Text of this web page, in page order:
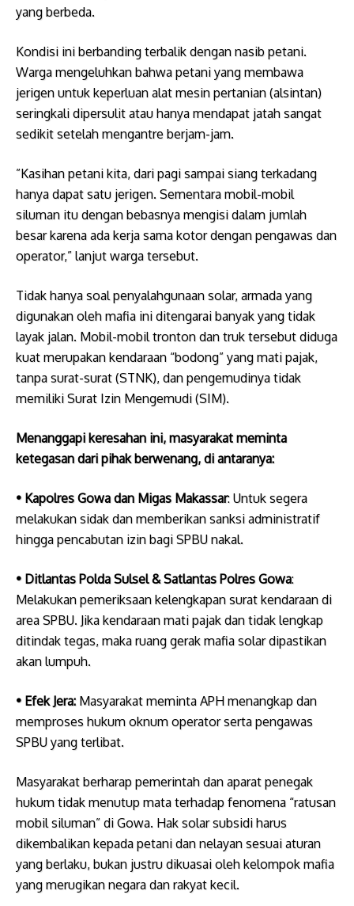
yang berbeda.
Kondisi ini berbanding terbalik dengan nasib petani.
Warga mengeluhkan bahwa petani yang membawa
jerigen untuk keperluan alat mesin pertanian (alsintan)
seringkali dipersulit atau hanya mendapat jatah sangat
sedikit setelah mengantre berjam-jam.
​”Kasihan petani kita, dari pagi sampai siang terkadang
hanya dapat satu jerigen. Sementara mobil-mobil
siluman itu dengan bebasnya mengisi dalam jumlah
besar karena ada kerja sama kotor dengan pengawas dan
operator,” lanjut warga tersebut.
Tidak hanya soal penyalahgunaan solar, armada yang
digunakan oleh mafia ini ditengarai banyak yang tidak
layak jalan. Mobil-mobil tronton dan truk tersebut diduga
kuat merupakan kendaraan “bodong” yang mati pajak,
tanpa surat-surat (STNK), dan pengemudinya tidak
memiliki Surat Izin Mengemudi (SIM).
Menanggapi keresahan ini, masyarakat meminta
ketegasan dari pihak berwenang, di antaranya:
• ​Kapolres Gowa dan Migas Makassar: Untuk segera
melakukan sidak dan memberikan sanksi administratif
hingga pencabutan izin bagi SPBU nakal.
• ​Ditlantas Polda Sulsel & Satlantas Polres Gowa:
Melakukan pemeriksaan kelengkapan surat kendaraan di
area SPBU. Jika kendaraan mati pajak dan tidak lengkap
ditindak tegas, maka ruang gerak mafia solar dipastikan
akan lumpuh.
• ​Efek Jera:Masyarakat meminta APH menangkap dan
memproses hukum oknum operator serta pengawas
SPBU yang terlibat.
Masyarakat berharap pemerintah dan aparat penegak
hukum tidak menutup mata terhadap fenomena “ratusan
mobil siluman” di Gowa. Hak solar subsidi harus
dikembalikan kepada petani dan nelayan sesuai aturan
yang berlaku, bukan justru dikuasai oleh kelompok mafia
yang merugikan negara dan rakyat kecil.